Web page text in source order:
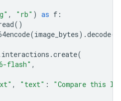
, "rb" ) as f :
()
(image_bytes) .decode(
interactions .create(
flash" ,
, "text" :
"Compare this